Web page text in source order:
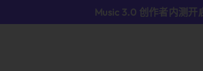
Music 3.0 创作者内测开